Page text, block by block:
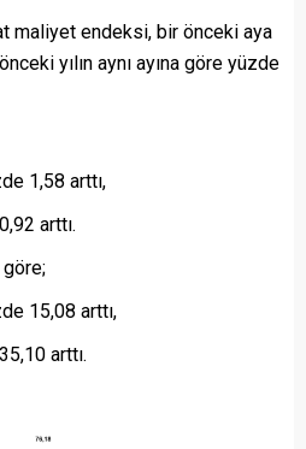
maliyet endeksi, bir önceki aya
yılın aynı ayına göre yüzde
1,58 arttı,
arttı.
göre;
15,08 arttı,
arttı.